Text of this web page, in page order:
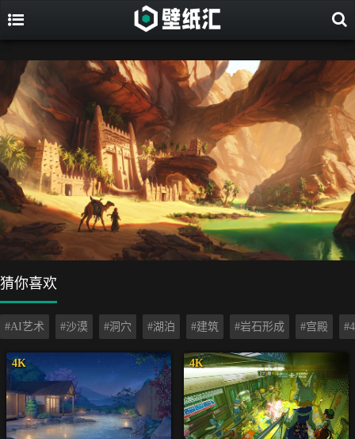
猜你喜欢
#AI艺术 #沙漠 #洞穴 #湖泊 #建筑 #岩石形成 #宫殿
4K 4K